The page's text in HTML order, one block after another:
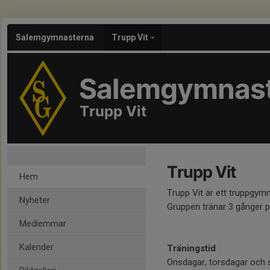
Salemgymnasterna Trupp Vit
Trupp Vit
Hem
Nyheter
Medlemmar
Kalender
Trupp Vit
Trupp Vit är ett
Gruppen tränar 3 gånger
Träningstid
Onsdagar, torsdagar och